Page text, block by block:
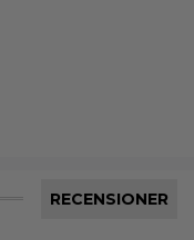
RECENSIONER